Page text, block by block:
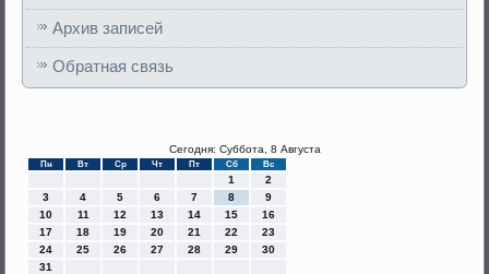
Архив записей
Обратная связь
Сегодня: Суббота, 8 Августа
Пн Вт Ср Чт Пт Сб Вс
1
2
3
4 5 6 7 8
9
10
11 12 13 14 15
16
17
18 19 20 21 22
23
24
25 26 27 28 29
30
31